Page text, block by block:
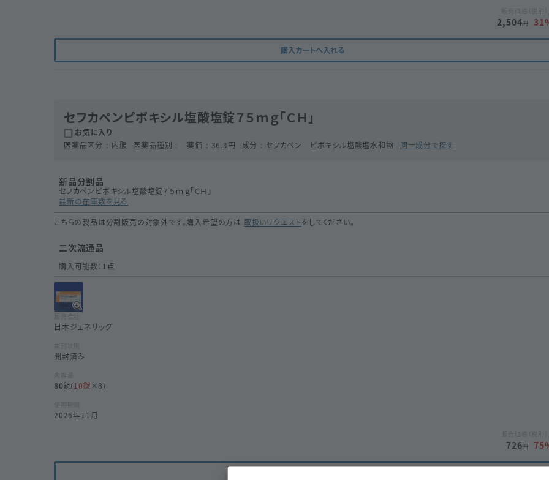
2,504円 31
購入カートへ入れる
セフカペンピボキシル塩酸塩錠７５ｍｇ「ＣＨ」
お気に入り
医薬品区分
内服 医薬品種別 薬価 36.3円 成分 セフカペン ピボキシル塩酸塩水和物 同一成分で探す
新品分割品
セフカペンピボキシル塩酸塩錠７５ｍｇ「ＣＨ」
最新の在庫数を見る
こちらの製品は分割販売の対象外です。購入希望の方は 取扱いリクエストをしてください。
二次流通品
購入可能数： 1点
日本ジェネリック
開封済み
80 (10 ×8)
2026年11月
726円 75